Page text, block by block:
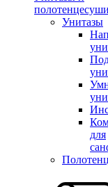
Унитазы
для